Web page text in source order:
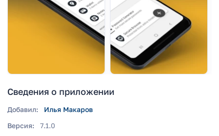
Сведения о приложении
Добавил:
Илья Макаров
Версия:
7.1.0